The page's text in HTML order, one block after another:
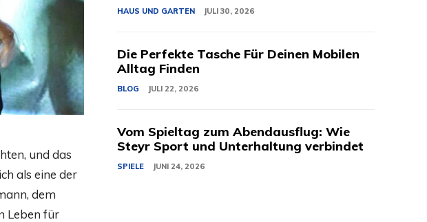
und das
als eine der
dem
Leben für
HAUS UND GARTEN JULI 30, 2026
Die Perfekte Tasche Für Deinen Mobilen
Alltag Finden
BLOG JULI 22, 2026
Vom Spieltag zum Abendausflug: Wie
Steyr Sport und Unterhaltung verbindet
SPIELE JUNI 24, 2026